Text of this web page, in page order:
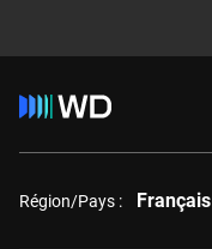
Région/Pays : Français